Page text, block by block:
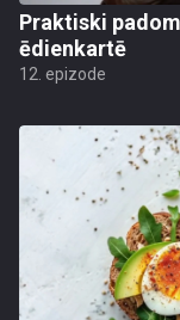
Praktiski
ēdienkartē
12. epizode